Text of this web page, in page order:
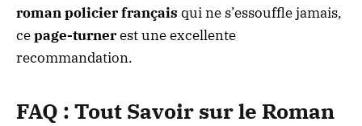
roman policier français qui ne s’essouffle jamais,
cepage-turnerest une excellente
recommandation.
FAQ : Tout Savoir sur le Roman